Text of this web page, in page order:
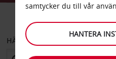
BIL
HÄMTA FRÅN
samtycker du till vår
HANTERA